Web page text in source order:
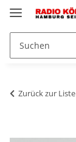
Zurück zur Liste